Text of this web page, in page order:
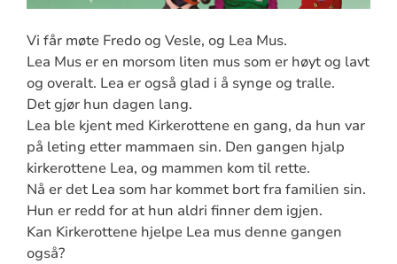
Vi får møte Fredo og Vesle, og Lea Mus.
Lea Mus er en morsom liten mus som er høyt og lavt
og overalt. Lea er også glad i å synge og tralle.
Det gjør hun dagen lang.
Lea ble kjent med Kirkerottene en gang, da hun var
på leting etter mammaen sin. Den gangen hjalp
kirkerottene Lea, og mammen kom til rette.
Nå er det Lea som har kommet bort fra familien sin.
Hun er redd for at hun aldri finner dem igjen.
Kan Kirkerottene hjelpe Lea mus denne gangen
også?